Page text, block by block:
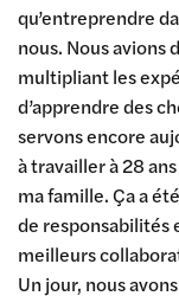
qu’entreprendre
nous. Nous avions
multipliant les
d’apprendre des
servons encore
à travailler à 28
ma famille. Ça a
de responsabilités
meilleurs
Un jour, nous